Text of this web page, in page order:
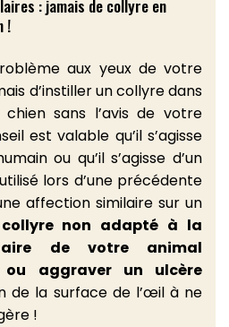
: jamais de collyre en
!
aux yeux de votre
d’instiller un collyre dans
sans l’avis de votre
est valable qu’il s’agisse
ou qu’il s’agisse d’un
lors d’une précédente
affection similaire sur un
non adapté à la
de votre animal
aggraver un ulcère
de la surface de l’œil à ne
!